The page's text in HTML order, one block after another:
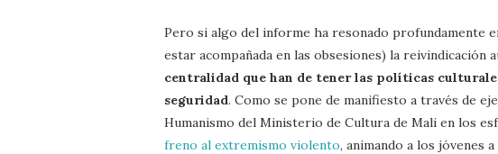
Pero si algo del informe ha resonado profundamente
estar acompañada en las obsesiones) la reivindicación
centralidad que han de tener las políticas
seguridad. Como se pone de manifiesto a través de
Humanismo del Ministerio de Cultura de Mali en los
freno al extremismo violento, animando a los jóvenes